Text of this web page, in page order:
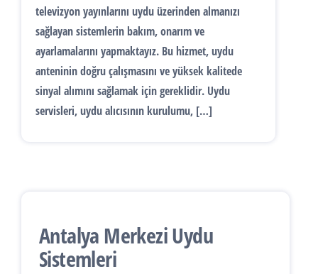
televizyon yayınlarını uydu üzerinden almanızı
sağlayan sistemlerin bakım, onarım ve
ayarlamalarını yapmaktayız. Bu hizmet, uydu
anteninin doğru çalışmasını ve yüksek kalitede
sinyal alımını sağlamak için gereklidir. Uydu
servisleri, uydu alıcısının kurulumu, […]
Antalya Merkezi Uydu
Sistemleri